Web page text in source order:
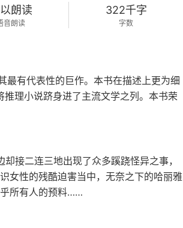
朗读
音朗读
322千字
字数
最有代表性的巨作。本书在描述上更为细
理小说跻身进了主流文学之列。本书荣
接二连三地出现了众多蹊跷怪异之事，
女性的残酷迫害当中，无奈之下的哈丽雅
所有人的预料……